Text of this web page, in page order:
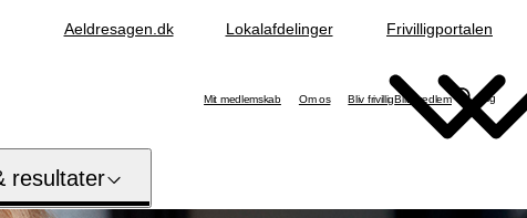
Aeldresagen.dk Lokalafdelinger Frivilligportalen
Mit medlemskab Om os Bliv frivilligBliv medlem Søg
resultater